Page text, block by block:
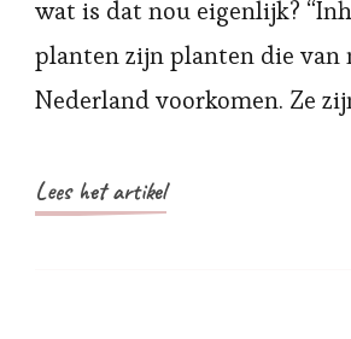
wat is dat nou eigenlijk?
planten zijn planten die van
Nederland voorkomen. Ze
Lees het artikel